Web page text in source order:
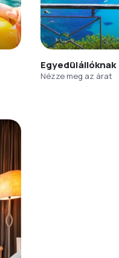
Egyedülállóknak
Nézze meg az árat